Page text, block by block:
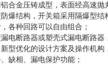
合金压铸成型，表面经高速抛
爆结构，开关箱采用隔爆型结
各种回路可以自由组合；
电断路器或塑壳式漏电断路器
型优化的设计方案及操作机
缺相、漏电保护功能；